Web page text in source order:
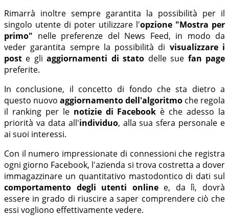
Rimarrà inoltre sempre garantita la possibilità per il
singolo utente di poter utilizzare l'opzione "Mostra per
primo" nelle preferenze del News Feed, in modo da
veder garantita sempre la possibilità di visualizzare i
post e gliaggiornamenti di stato delle sue fan page
preferite.
In conclusione, il concetto di fondo che sta dietro a
questo nuovo aggiornamento dell'algoritmo che regola
il ranking per le notizie di Facebook è che adesso la
priorità va data all'individuo, alla sua sfera personale e
ai suoi interessi.
Con il numero impressionate di connessioni che registra
ogni giorno Facebook, l'azienda si trova costretta a dover
immagazzinare un quantitativo mastodontico di dati sul
comportamento degli utenti onlinee, da lì, dovrà
essere in grado di riuscire a saper comprendere ciò che
essi vogliono effettivamente vedere.